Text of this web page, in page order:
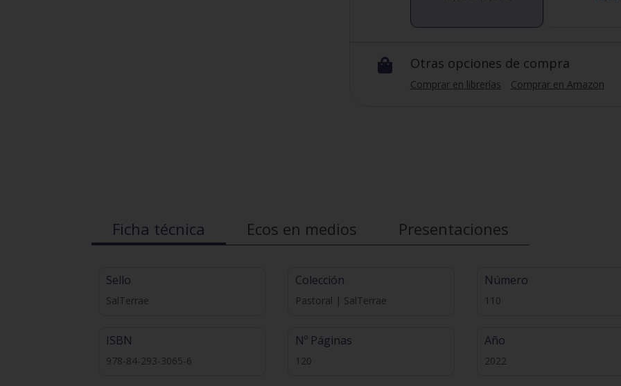
 Otras opciones de compra
Comprar en librerías Comprar en Amazon
Ficha técnica Ecos en medios Presentaciones
Sello
SalTerrae
ISBN
978-84-293-3065-6
Colección
Pastoral | SalTerrae
Nº Páginas
120
Número
110
Año
2022